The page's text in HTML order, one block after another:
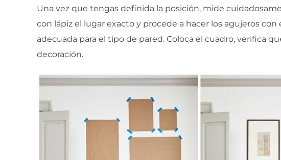
Una vez que tengas definida la posición, mide
con lápiz el lugar exacto y procede a hacer los agujeros
adecuada para el tipo de pared. Coloca el cuadro, verifica
decoración.